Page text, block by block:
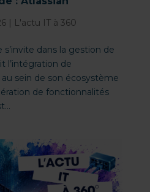
| L'actu IT à 360
s’invite dans la gestion de
l’intégration de
sein de son écosystème
de fonctionnalités